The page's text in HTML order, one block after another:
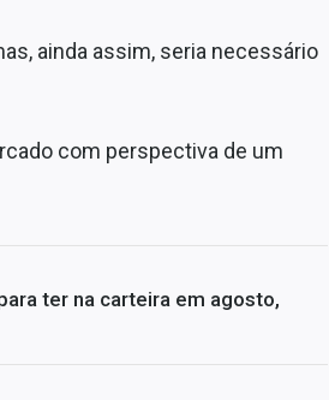
ainda assim, seria necessário
com perspectiva de um
ter na carteira em agosto,